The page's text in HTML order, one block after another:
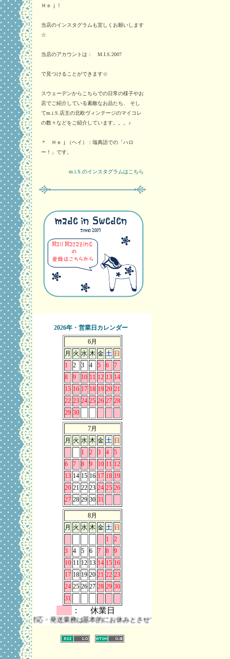
Ｈｅｊ！
当店のインスタグラムも宜しくお願いします
☆
当店のアカウントは： M.I.S.2007
で見つけることができます☆
スウェーデンからこちらでの日常の様子やお
店でご紹介している素敵なお品たち、 そし
てm.i.S.店主の北欧ヴィンテージのマイコレ
の数々などをご紹介しています。。。♪
＊ Ｈｅｊ（ヘイ）：瑞典語での「ハロ
ー！」です。
m.i.S.のインスタグラムはこちら
2026年・営業日カレンダー
6月
月 火 水 木 金 土 日
1
2 3 4 5 6
7
8
9 10 11 12 13 14
15 16 17 18 19 20 21
22 23 24 25 26 27 28
29 30
7月
月 火 水 木 金 土 日
1
2 3 4
5
6
7 8 9 10 11 12
13 14 15 16 17 18 19
20 21 22 23 24 25 26
27 28 29 30 31
8月
月 火 水 木 金 土 日
1
2
3
4 5 6 7 8
9
10 11 12 13 14 15 16
17 18 19 20 21 22 23
24 25 26 27 28 29 30
31
： 休業日
対応・発送業務は基本的にお休みとさせていただきます。 また、お問